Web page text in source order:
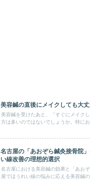
美容鍼の直後にメイクしても大丈
美容鍼を受けたあと、「すぐにメイク
方は多いのではないでしょうか。特にお
名古屋の「あおぞら鍼灸接骨院
い線改善の理想的選択
名古屋における美容鍼の効果と「あお
屋でほうれい線の悩みに応える美容鍼の